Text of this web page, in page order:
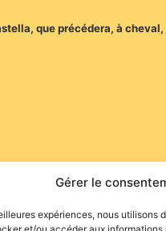
Gérer le
expériences, nous utilisons
que précédera, à